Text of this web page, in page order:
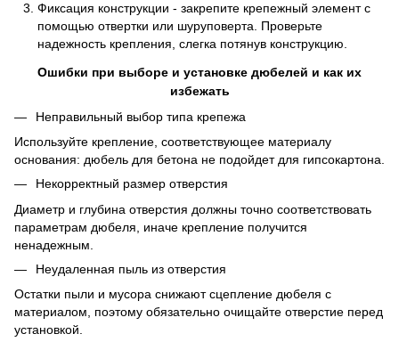
Фиксация конструкции - закрепите крепежный элемент с
помощью отвертки или шуруповерта. Проверьте
надежность крепления, слегка потянув конструкцию.
Ошибки при выборе и установке дюбелей и как их
избежать
Неправильный выбор типа крепежа
Используйте крепление, соответствующее материалу
основания: дюбель для бетона не подойдет для гипсокартона.
Некорректный размер отверстия
Диаметр и глубина отверстия должны точно соответствовать
параметрам дюбеля, иначе крепление получится
ненадежным.
Неудаленная пыль из отверстия
Остатки пыли и мусора снижают сцепление дюбеля с
материалом, поэтому обязательно очищайте отверстие перед
установкой.